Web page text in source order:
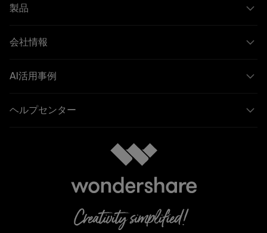
製品
会社情報
AI活用事例
ヘルプセンター